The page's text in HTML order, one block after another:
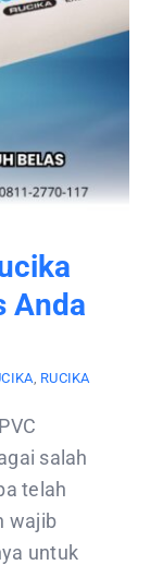
Anda
RUCIKA
salah
telah
wajib
untuk